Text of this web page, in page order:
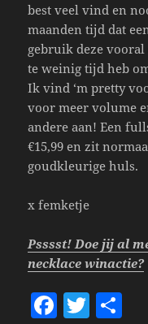
best veel vind en
maanden tijd dat
gebruik deze
te weinig tijd heb
Ik vind ‘m pretty
voor meer volume
andere aan! Een
€15,99 en zit
goudkleurige huls.
x femketje
Psssst! Doe jij al
necklace winactie?
F T